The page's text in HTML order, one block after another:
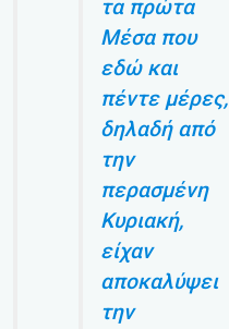
τα πρώτα
Μέσα που
εδώ και
πέντε μέρες,
δηλαδή από
την
περασμένη
Κυριακή,
είχαν
αποκαλύψει
την